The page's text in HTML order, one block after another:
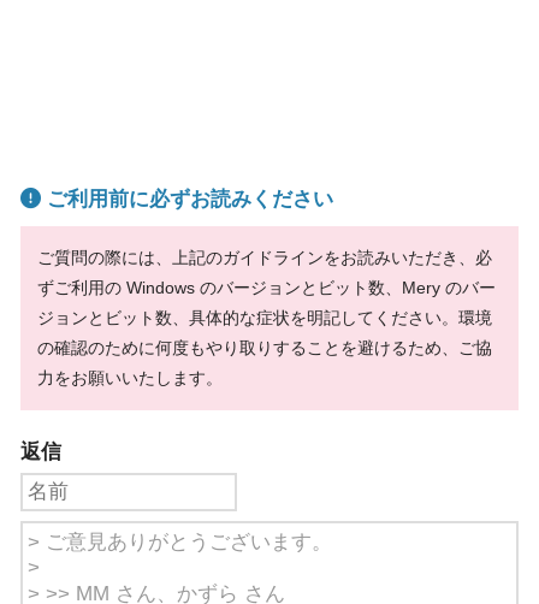
ご利用前に必ずお読みください
ご質問の際には、上記のガイドラインをお読みいただき、必
ずご利用の Windows のバージョンとビット数、Mery のバー
ジョンとビット数、具体的な症状を明記してください。環境
の確認のために何度もやり取りすることを避けるため、ご協
力をお願いいたします。
返信